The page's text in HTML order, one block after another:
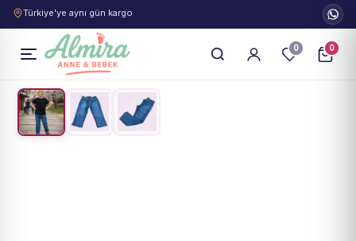
Türkiye'ye aynı gün kargo
0 0
1/3